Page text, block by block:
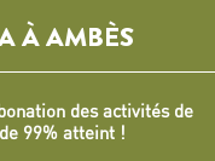
À AMBÈS
des activités de
99% atteint !